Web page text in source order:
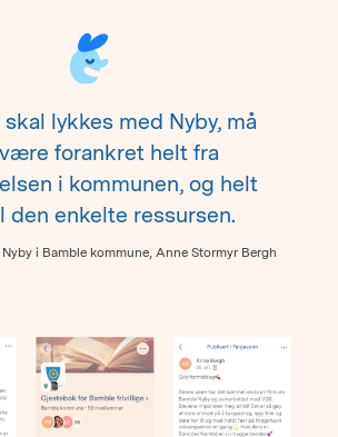
skal lykkes med Nyby, må
forankret helt fra
i kommunen, og helt
den enkelte ressursen.
i Bamble kommune, Anne Stormyr Bergh